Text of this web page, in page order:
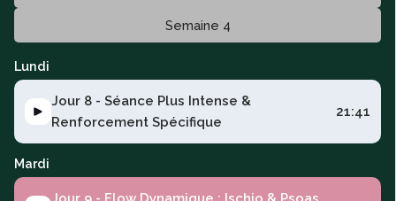
Semaine 4
Lundi
Jour 8 - Séance Plus Intense &
Renforcement Spécifique
21:41
Mardi